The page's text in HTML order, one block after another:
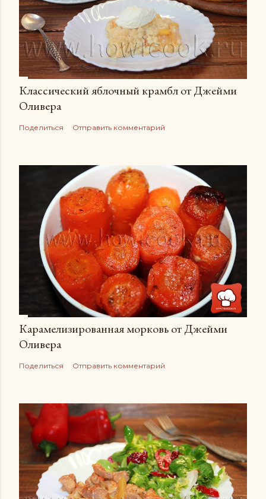
Классический яблочный крамбл от Джейми
Оливера
Поделиться Отправить комментарий
Карамелизированная морковь от Джейми
Оливера
Поделиться Отправить комментарий